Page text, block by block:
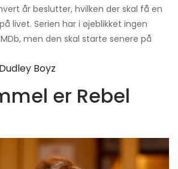
år beslutter, hvilken der skal få en
livet. Serien har i øjeblikket ingen
men den skal starte senere på
Boyz
er Rebel